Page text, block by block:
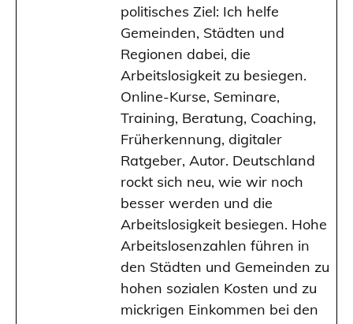
politisches Ziel: Ich helfe
Gemeinden, Städten und
Regionen dabei, die
Arbeitslosigkeit zu besiegen.
Online-Kurse, Seminare,
Training, Beratung, Coaching,
Früherkennung, digitaler
Ratgeber, Autor. Deutschland
rockt sich neu, wie wir noch
besser werden und die
Arbeitslosigkeit besiegen. Hohe
Arbeitslosenzahlen führen in
den Städten und Gemeinden zu
hohen sozialen Kosten und zu
mickrigen Einkommen bei den